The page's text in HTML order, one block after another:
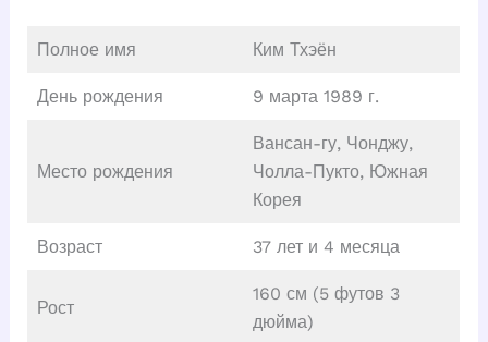
Полное имя Ким Тхэён
День рождения 9 марта 1989 г.
Место рождения
Вансан-гу, Чонджу,
Чолла-Пукто, Южная
Корея
Возраст 37 лет и 4 месяца
Рост
160 см (5 футов 3
дюйма)